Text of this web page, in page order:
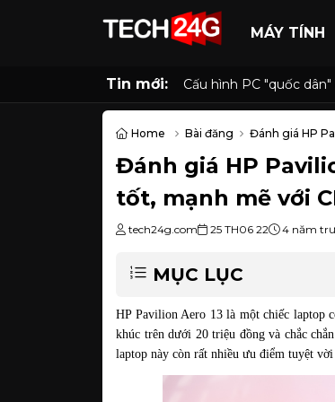
MÁY TÍNH
Tin mới: Cấu hình PC "quốc
Home Bài đăng Đánh giá HP
Đánh giá HP
tốt, mạnh mẽ với
tech24g.com 25 TH06 22 4 năm
MỤC LỤC
HP Pavilion Aero 13 là một chiếc laptop
khúc trên dưới 20 triệu đồng và chắc
laptop này còn rất nhiều ưu điểm tuyệt